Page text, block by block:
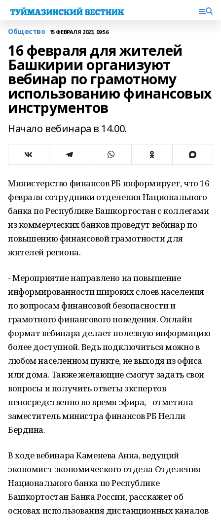
Общество 15 ФЕВРАЛЯ 2023, 09:56
16 февраля для жителей
Башкирии организуют
вебинар по грамотному
использованию финансовых
инструментов
Начало вебинара в 14.00.
Министерство финансов РБ информирует, что 16
февраля сотрудники отделения Национального
банка по Республике Башкортостан с коллегами
из коммерческих банков проведут вебинар по
повышению финансовой грамотности для
жителей региона.
- Мероприятие направлено на повышение
информированности широких слоев населения
по вопросам финансовой безопасности и
грамотного финансового поведения. Онлайн
формат вебинара делает полезную информацию
более доступной. Ведь подключиться можно в
любом населенном пункте, не выходя из офиса
или дома. Также желающие смогут задать свои
вопросы и получить ответы экспертов
непосредственно во время эфира, - отметила
заместитель министра финансов РБ Нелли
Бердина.
В ходе вебинара Каменева Анна, ведущий
экономист экономического отдела Отделения-
Национального банка по Республике
Башкортостан Банка России, расскажет об
основах использования дистанционных каналов